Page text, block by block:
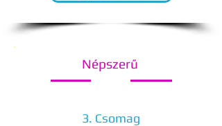
Népszerű
3. Csomag